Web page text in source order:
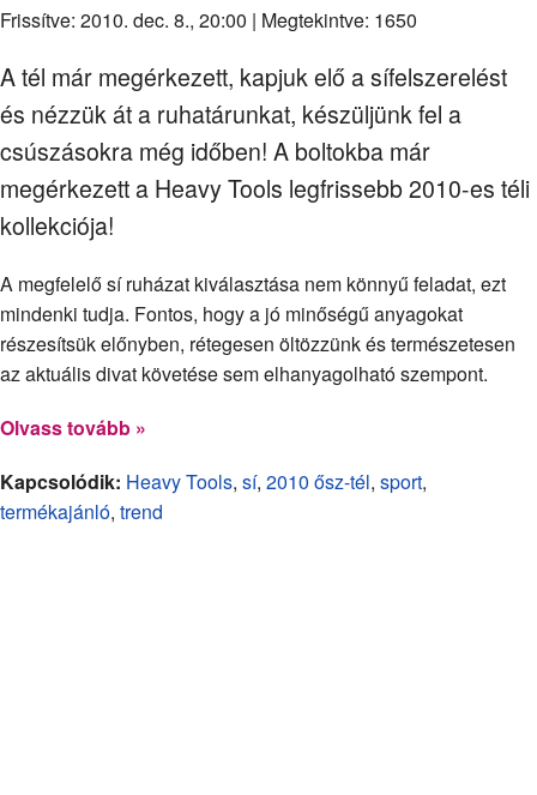
Frissítve: 2010. dec. 8., 20:00 | Megtekintve: 1650
A tél már megérkezett, kapjuk elő a sífelszerelést
és nézzük át a ruhatárunkat, készüljünk fel a
csúszásokra még időben! A boltokba már
megérkezett a Heavy Tools legfrissebb 2010-es téli
kollekciója!
A megfelelő sí ruházat kiválasztása nem könnyű feladat, ezt
mindenki tudja. Fontos, hogy a jó minőségű anyagokat
részesítsük előnyben, rétegesen öltözzünk és természetesen
az aktuális divat követése sem elhanyagolható szempont.
Olvass tovább »
Kapcsolódik: Heavy Tools, sí, 2010 ősz-tél, sport,
termékajánló, trend